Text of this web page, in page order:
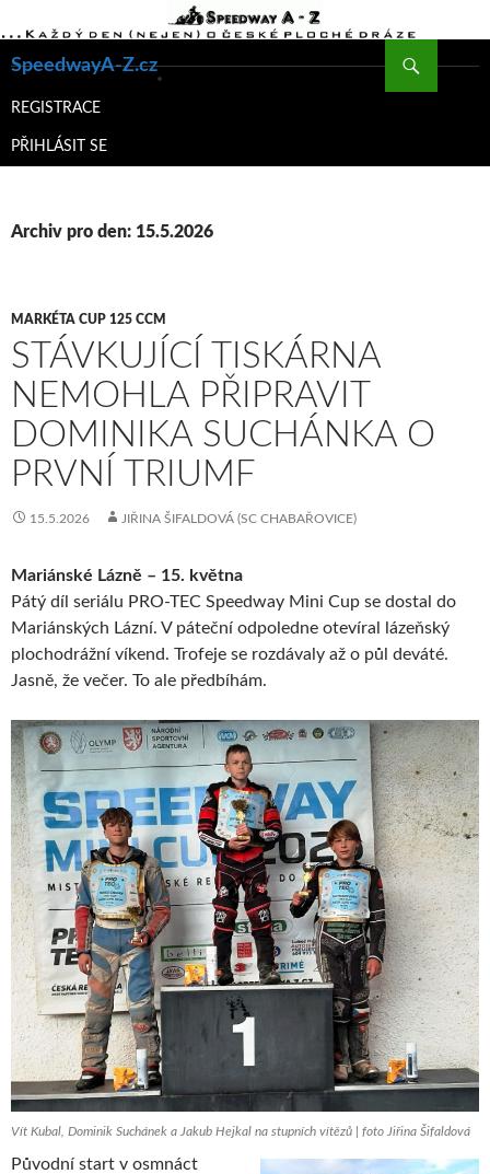
SpeedwayA-Z.cz
K
WEBU
REGISTRACE
PŘIHLÁSIT SE
Archiv pro den: 15.5.2026
MARKÉTA CUP 125 CCM
STÁVKUJÍCÍ TISKÁRNA
NEMOHLA PŘIPRAVIT
DOMINIKA SUCHÁNKA O
PRVNÍ TRIUMF
15.5.2026 JIŘINA ŠIFALDOVÁ (SC CHABAŘOVICE)
Mariánské Lázně – 15. května
Pátý díl seriálu PRO-TEC Speedway Mini Cup se dostal do
Mariánských Lázní. V páteční odpoledne otevíral lázeňský
plochodrážní víkend. Trofeje se rozdávaly až o půl deváté.
Jasně, že večer. To ale předbíhám.
Vít Kubal, Dominik Suchánek a Jakub Hejkal na stupních vítězů | foto Jiřina Šifaldová
Původní start v osmnáct